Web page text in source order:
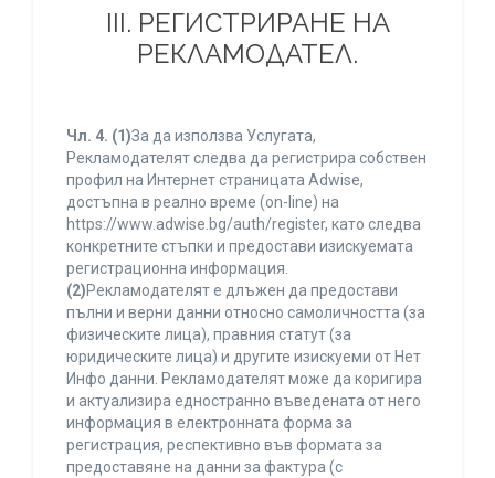
ІІІ. РЕГИСТРИРАНЕ НА
РЕКЛАМОДАТЕЛ.
Чл. 4. (1)За да използва Услугата,
Рекламодателят следва да регистрира собствен
профил на Интернет страницата Adwise,
достъпна в реално време (on-line) на
https://www.adwise.bg/auth/register, като следва
конкретните стъпки и предостави изискуемата
регистрационна информация.
(2)Рекламодателят е длъжен да предостави
пълни и верни данни относно самоличността (за
физическите лица), правния статут (за
юридическите лица) и другите изискуеми от Нет
Инфо данни. Рекламодателят може да коригира
и актуализира едностранно въведената от него
информация в електронната форма за
регистрация, респективно във формата за
предоставяне на данни за фактура (с